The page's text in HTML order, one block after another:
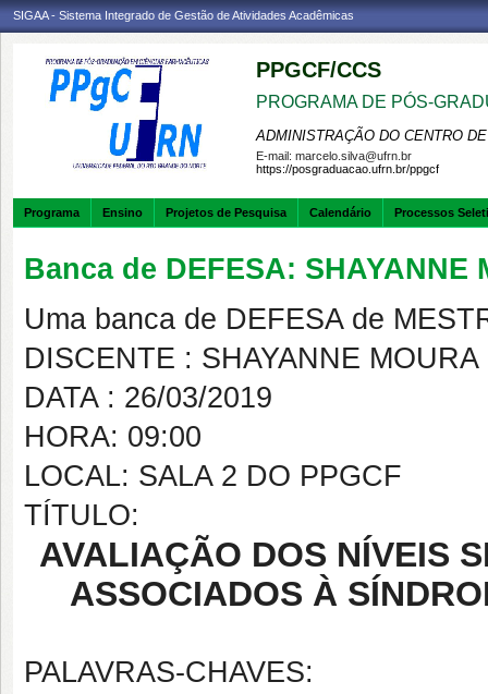
SIGAA - Sistema Integrado de Gestão de Atividades Acadêmicas
PPGCF/CCS
PROGRAMA DE PÓS-
ADMINISTRAÇÃO DO CENTRO
E-mail: marcelo.silva@ufrn.br
https://posgraduacao.ufrn.br/ppgcf
Programa Ensino Projetos de Pesquisa Calendário Processos
Banca de DEFESA: SHAYANNE
Uma banca de DEFESA de
DISCENTE : SHAYANNE
DATA : 26/03/2019
HORA: 09:00
LOCAL: SALA 2 DO PPGCF
TÍTULO:
AVALIAÇÃO DOS NÍVEIS
ASSOCIADOS À
PALAVRAS-CHAVES: